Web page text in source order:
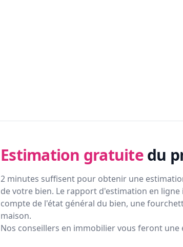
Estimation gratuite du
2 minutes suffisent pour obtenir une
de votre bien. Le rapport d'estimation en
compte de l'état général du bien, une
maison.
Nos conseillers en immobilier vous feront une